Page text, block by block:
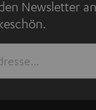
Newsletter